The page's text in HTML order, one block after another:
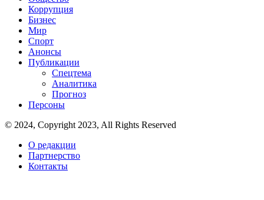
Коррупция
Бизнес
Мир
Спорт
Анонсы
Публикации
Спецтема
Аналитика
Прогноз
Персоны
© 2024, Copyright 2023, All Rights Reserved
О редакции
Партнерство
Контакты